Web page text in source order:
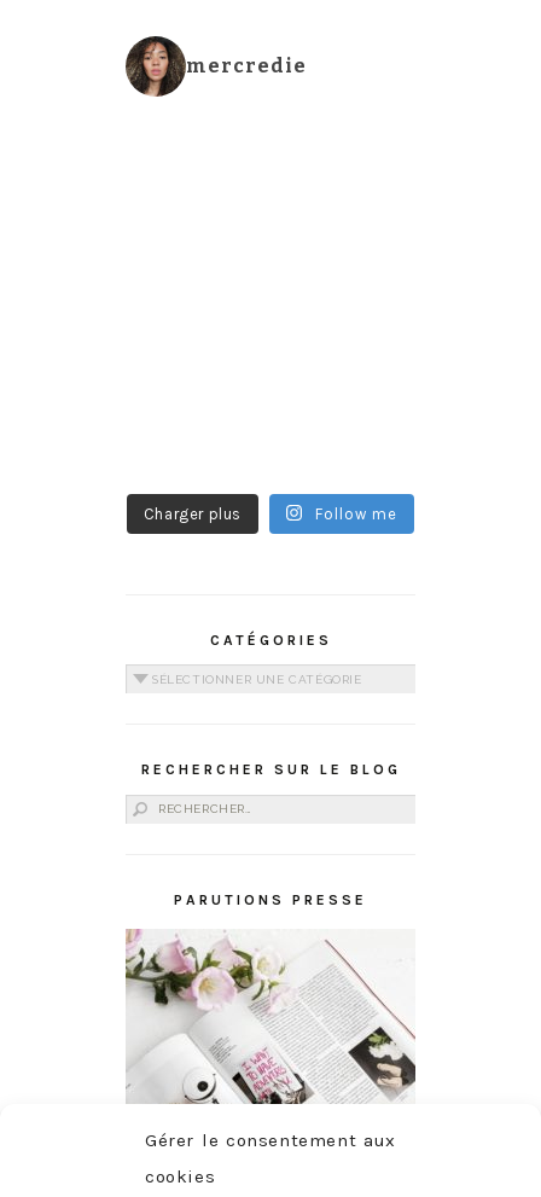
Gérer le consentement aux
cookies
mercredie
Charger plus Follow me
CATÉGORIES
Catégories
RECHERCHER SUR LE BLOG
Rechercher :
PARUTIONS PRESSE